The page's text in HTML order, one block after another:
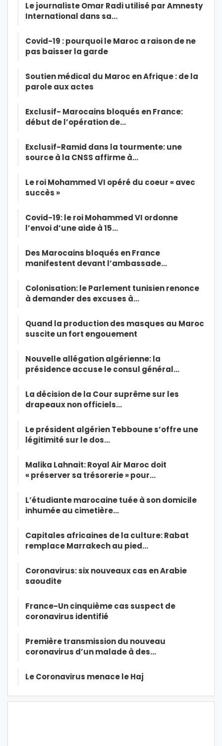
Le journaliste Omar Radi utilisé par Amnesty
International dans sa…
Covid-19 : pourquoi le Maroc a raison de ne
pas baisser la garde
Soutien médical du Maroc en Afrique : de la
parole aux actes
Exclusif- Marocains bloqués en France:
début de l’opération de…
Exclusif-Ramid dans la tourmente: une
source à la CNSS affirme à…
Le roi Mohammed VI opéré du coeur « avec
succès »
Covid-19: le roi Mohammed VI ordonne
l’envoi d’une aide à 15…
Des Marocains bloqués en France
manifestent devant l’ambassade…
Colonisation: le Parlement tunisien renonce
à demander des excuses à…
Quand la production des masques au Maroc
suscite un fort engouement
Nouvelle allégation algérienne: la
présidence accuse le consul général…
La décision de la Cour suprême sur les
drapeaux non officiels…
Le président algérien Tebboune s’offre une
légitimité sur le dos…
Malika Lahnait: Royal Air Maroc doit
« préserver sa trésorerie » pour…
L’étudiante marocaine tuée à son domicile
inhumée au cimetière…
Capitales africaines de la culture: Rabat
remplace Marrakech au pied…
Coronavirus: six nouveaux cas en Arabie
saoudite
France-Un cinquième cas suspect de
coronavirus identifié
Première transmission du nouveau
coronavirus d’un malade à des…
Le Coronavirus menace le Haj